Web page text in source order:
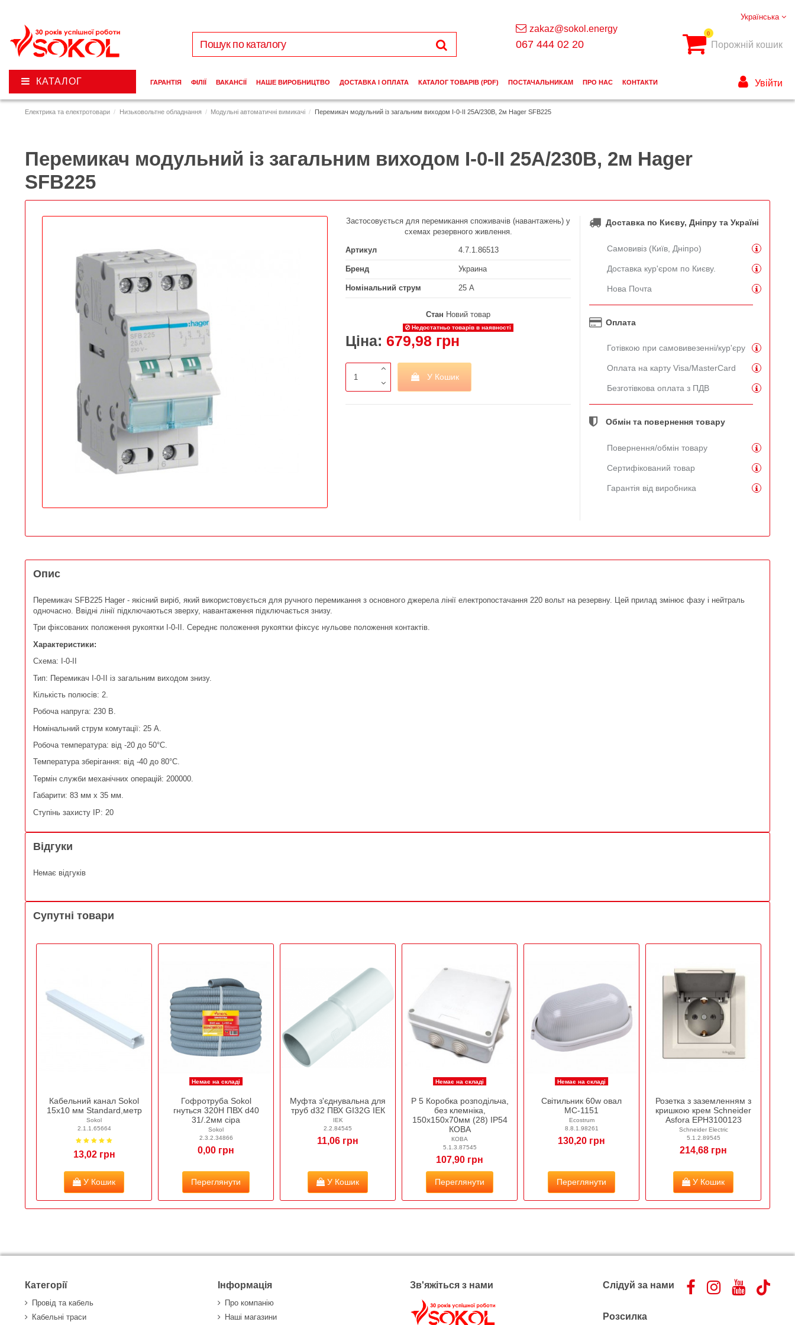
Електрика та електротовари Низьковольтне обладнання Модульні автоматичні вимикачі Перемикач модульний із загальним виходом I-0-II 25А/230В, 2м Hager SFB225
Перемикач модульний із загальним виходом I-0-II 25А/230В, 2м Hager
SFB225
Застосовується для перемикання споживачів (навантажень) у
схемах резервного живлення.
Артикул 4.7.1.86513
Бренд Украина
Номінальний струм 25 А
Стан Новий товар
Недостатньо товарів в наявності
Ціна: 679,98 грн
У Кошик
Доставка по Києву, Дніпру та Україні
Самовивіз (Київ, Дніпро)
Доставка кур'єром по Києву.
Нова Почта
Оплата
Готівкою при самовивезенні/кур'єру
Оплата на карту Visa/MasterCard
Безготівкова оплата з ПДВ
Обмін та повернення товару
Повернення/обмін товару
Сертифікований товар
Гарантія від виробника
Опис
Перемикач SFB225 Hager - якісний виріб, який використовується для ручного перемикання з основного джерела лінії електропостачання 220 вольт на резервну. Цей прилад змінює фазу і нейтраль
одночасно. Ввідні лінії підключаються зверху, навантаження підключається знизу.
Три фіксованих положення рукоятки I-0-II. Середнє положення рукоятки фіксує нульове положення контактів.
Характеристики:
Схема: I-0-II
Тип: Перемикач I-0-II із загальним виходом знизу.
Кількість полюсів: 2.
Робоча напруга: 230 В.
Номінальний струм комутації: 25 А.
Робоча температура: від -20 до 50°С.
Температура зберігання: від -40 до 80°С.
Термін служби механічних операцій: 200000.
Габарити: 83 мм х 35 мм.
Ступінь захисту IP: 20
Відгуки
Немає відгуків
Супутні товари
Кабельний канал Sokol
15х10 мм Standard,метр
Sokol
2.1.1.65664
13,02 грн
У Кошик
Немає на складі
Гофротруба Sokol
гнуться 320Н ПВХ d40
31/.2мм сіра
Sokol
2.3.2.34866
0,00 грн
Переглянути
Муфта з'єднувальна для
труб d32 ПВХ GI32G ІЕК
IEK
2.2.84545
11,06 грн
У Кошик
Немає на складі
Р 5 Коробка розподільча,
без клемніка,
150х150х70мм (28) ІР54
КОВА
КОВА
5.1.3.87545
107,90 грн
Переглянути
Немає на складі
Світильник 60w овал
МС-1151
Ecostrum
8.8.1.98261
130,20 грн
Переглянути
Розетка з заземленням з
кришкою крем Schneider
Asfora EPH3100123
Schneider Electric
5.1.2.89545
214,68 грн
У Кошик
Українська
zakaz@sokol.energy
067 444 02 20
0
Порожній кошик
КАТАЛОГ ГАРАНТІЯ ФІЛІЇ ВАКАНСІЇ НАШЕ ВИРОБНИЦТВО ДОСТАВКА І ОПЛАТА КАТАЛОГ ТОВАРІВ (PDF) ПОСТАЧАЛЬНИКАМ ПРО НАС КОНТАКТИ Увійти
Категорії
Провід та кабель
Кабельні траси
Інформація
Про компанію
Наші магазини
Зв'яжіться з нами Слідуй за нами
Розсилка